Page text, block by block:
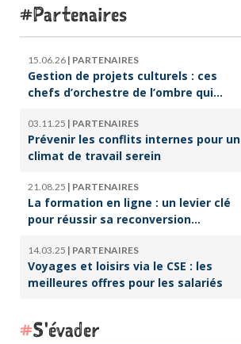
Partenaires
15.06.26 | PARTENAIRES
Gestion de projets culturels : ces
chefs d’orchestre de l’ombre qui
03.11.25 | PARTENAIRES
Prévenir les conflits internes pour un
climat de travail serein
21.08.25 | PARTENAIRES
La formation en ligne : un levier clé
pour réussir sa reconversion
14.03.25 | PARTENAIRES
Voyages et loisirs via le CSE : les
meilleures offres pour les salariés
S'évader